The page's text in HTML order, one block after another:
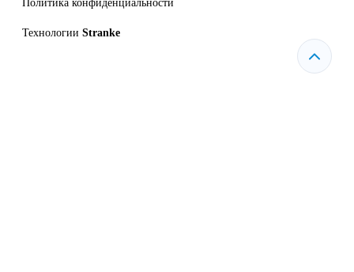
Политика конфиденциальности
Технологии Stranke